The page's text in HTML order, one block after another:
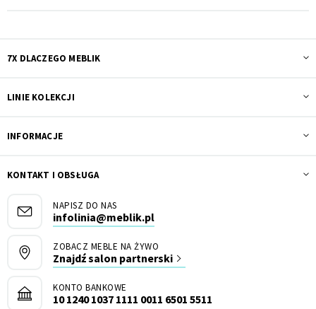
7X DLACZEGO MEBLIK
LINIE KOLEKCJI
INFORMACJE
KONTAKT I OBSŁUGA
NAPISZ DO NAS
infolinia@meblik.pl
ZOBACZ MEBLE NA ŻYWO
Znajdź salon partnerski
KONTO BANKOWE
10 1240 1037 1111 0011 6501 5511